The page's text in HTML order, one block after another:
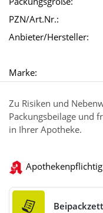
PZN/Art.Nr.:
Anbieter/Hersteller:
Marke:
Zu Risiken und
Packungsbeilage und
in Ihrer Apotheke.
Apothekenpflichtig